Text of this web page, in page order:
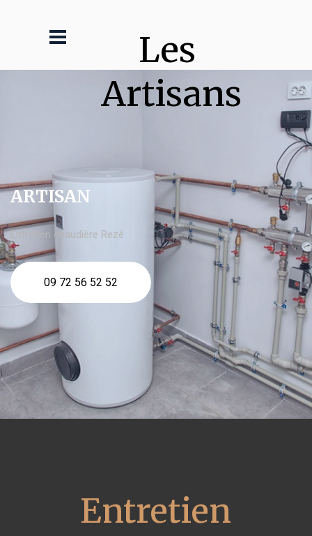
Les
Artisans
ARTISAN
Entretien chaudière Rezé
09 72 56 52 52
Entretien